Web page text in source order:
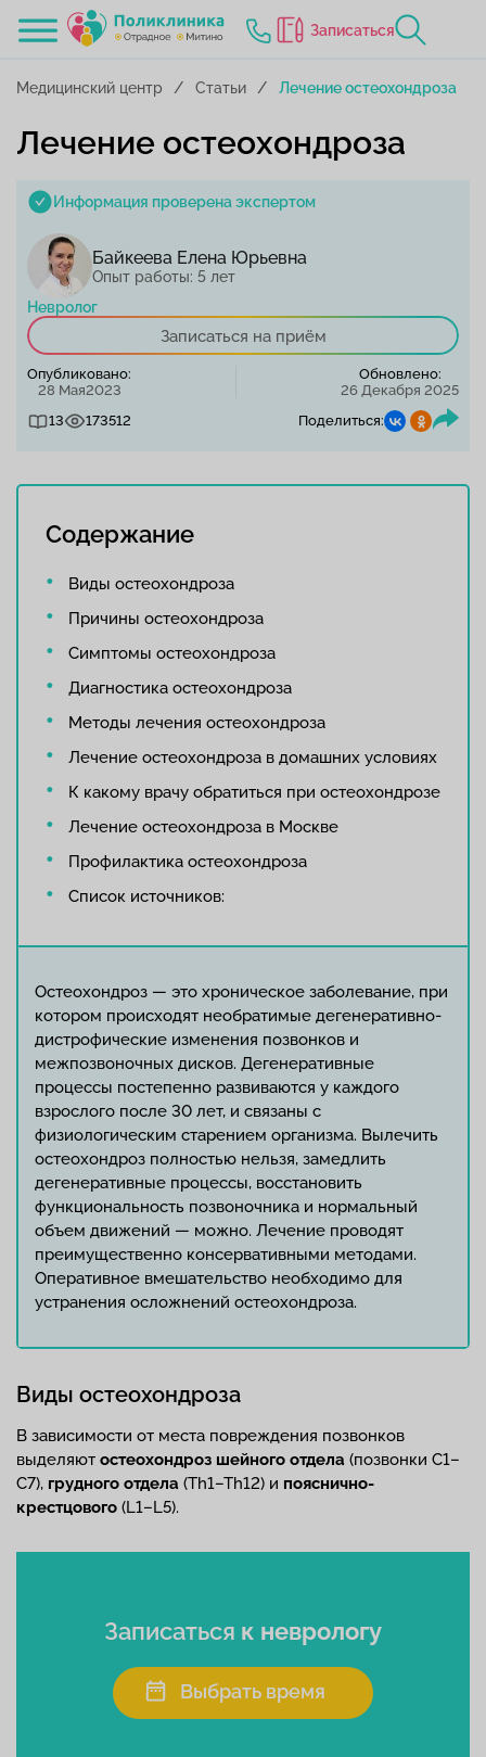
Записаться
Медицинский центр Статьи Лечение остеохондроза
Лечение остеохондроза
Информация проверена экспертом
Байкеева Елена Юрьевна
Опыт работы: 5 лет
Невролог
Записаться на приём
Опубликовано:
28 Мая2023
Обновлено:
26 Декабря 2025
13
173512 Поделиться:
Содержание
Виды остеохондроза
Причины остеохондроза
Симптомы остеохондроза
Диагностика остеохондроза
Методы лечения остеохондроза
Лечение остеохондроза в домашних условиях
К какому врачу обратиться при остеохондрозе
Лечение остеохондроза в Москве
Профилактика остеохондроза
Список источников:
Остеохондроз — это хроническое заболевание, при
котором происходят необратимые дегенеративно-
дистрофические изменения позвонков и
межпозвоночных дисков. Дегенеративные
процессы постепенно развиваются у каждого
взрослого после 30 лет, и связаны с
физиологическим старением организма. Вылечить
остеохондроз полностью нельзя, замедлить
дегенеративные процессы, восстановить
функциональность позвоночника и нормальный
объем движений — можно. Лечение проводят
преимущественно консервативными методами.
Оперативное вмешательство необходимо для
устранения осложнений остеохондроза.
Виды остеохондроза
В зависимости от места повреждения позвонков
выделяют остеохондроз шейного отдела (позвонки С1–
С7), грудного отдела (Th1–Th12) и пояснично-
крестцового (L1–L5).
Записаться к неврологу
Выбрать время